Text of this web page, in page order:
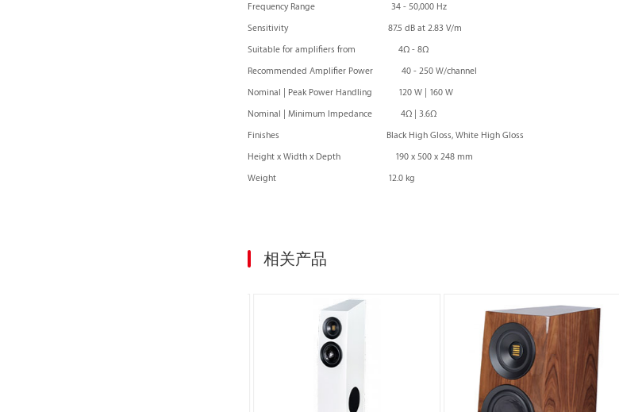
Frequency Range 34 - 50,000 Hz
Sensitivity 87.5 dB at 2.83 V/m
Suitable for amplifiers from 4Ω - 8Ω
Recommended Amplifier Power 40 - 250 W/channel
Nominal | Peak Power Handling 120 W | 160 W
Nominal | Minimum Impedance 4Ω | 3.6Ω
Finishes Black High Gloss, White High Gloss
Height x Width x Depth 190 x 500 x 248 mm
Weight 12.0 kg
相关产品